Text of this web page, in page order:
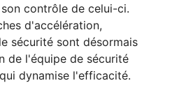
contrôle de celui-ci.
d'accélération,
sécurité sont désormais
de l'équipe de sécurité
dynamise l'efficacité.